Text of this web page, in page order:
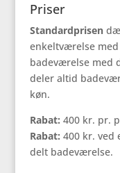
Priser
Standardprisen
enkeltværelse
badeværelse med
deler altid
køn.
Rabat: 400 kr. pr.
Rabat: 400 kr. ved
delt badeværelse.